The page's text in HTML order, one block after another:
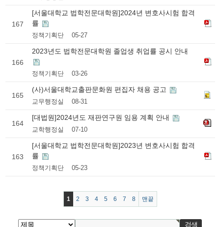
167
[서울대학교 법학전문대학원]2024년 변호사시험 합격
률
정책기획단 05-27
166
2023년도 법학전문대학원 졸업생 취업률 공시 안내
정책기획단 03-26
165
(사)서울대학교출판문화원 편집자 채용 공고
교무행정실 08-31
164
[대법원]2024년도 재판연구원 임용 계획 안내
교학행정실 07-10
163
[서울대학교 법학전문대학원]2023년 변호사시험 합격
률
정책기획단 05-23
1 2 3 4 5 6 7 8 맨끝